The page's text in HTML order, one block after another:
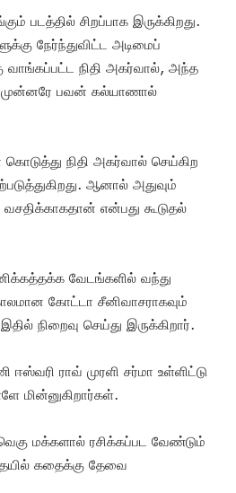
படத்தில் சிறப்பாக இருக்கிறது.
நேர்ந்துவிட்ட அடிமைப்
வாங்கப்பட்ட நிதி அகர்வால், அந்த
முன்னரே பவன் கல்யாணால்
நிதி அகர்வால் செய்கிற
ஆனால் அதுவும்
வசதிக்காகதான் என்பது கூடுதல்
வேடங்களில் வந்து
கோட்டா சீனிவாசராகவும்
நிறைவு செய்து இருக்கிறார்.
ராவ் முரளி சர்மா உள்ளிட்டு
மின்னுகிறார்கள்.
மக்களால் ரசிக்கப்பட வேண்டும்
கதைக்கு தேவை